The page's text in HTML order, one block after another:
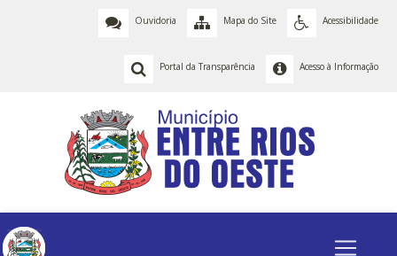
Acessibilidade
Mapa do Site
Ouvidoria
Acesso à Informação
Portal da Transparência